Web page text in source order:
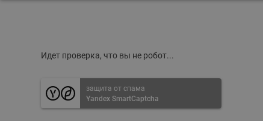
Идет проверка, что вы не робот...
защита от спама
Yandex SmartCaptcha